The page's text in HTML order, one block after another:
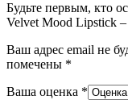
Будьте первым, кто
Velvet Mood Lipstick –
Ваш адрес email не
помечены *
Ваша оценка *